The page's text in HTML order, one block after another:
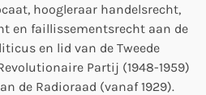
hoogleraar handelsrecht,
en faillissementsrecht aan de
en lid van de Tweede
Partij (1948-1959)
de Radioraad (vanaf 1929).